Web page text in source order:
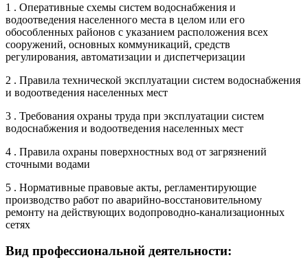
1 . Оперативные схемы систем водоснабжения и
водоотведения населенного места в целом или его
обособленных районов с указанием расположения всех
сооружений, основных коммуникаций, средств
регулирования, автоматизации и диспетчеризации
2 . Правила технической эксплуатации систем водоснабжения
и водоотведения населенных мест
3 . Требования охраны труда при эксплуатации систем
водоснабжения и водоотведения населенных мест
4 . Правила охраны поверхностных вод от загрязнений
сточными водами
5 . Нормативные правовые акты, регламентирующие
производство работ по аварийно-восстановительному
ремонту на действующих водопроводно-канализационных
сетях
Вид профессиональной деятельности: